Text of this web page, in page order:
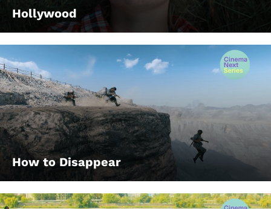
Hollywood
How to Disappear